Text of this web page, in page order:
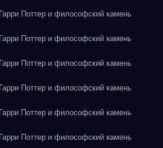
Поттер и философский камень
Поттер и философский камень
Поттер и философский камень
Поттер и философский камень
Поттер и философский камень
Поттер и философский камень